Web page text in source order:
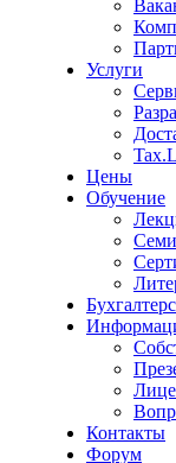
Услуги
Цены
Обучение
Контакты
Форум